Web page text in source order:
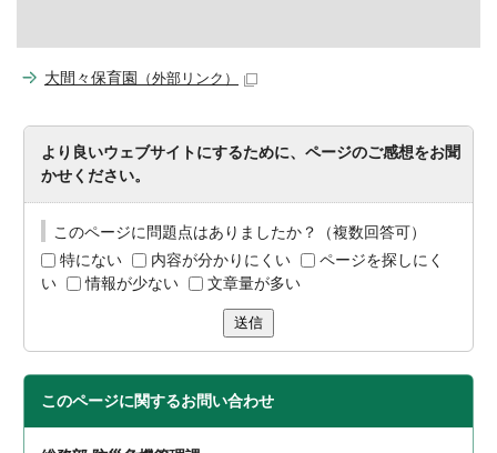
大間々保育園 （外部リンク）
より良いウェブサイトにするために、ページのご感想をお聞
かせください。
このページに問題点はありましたか？（複数回答可）
特にない
内容が分かりにくい
ページを探しにく
い
情報が少ない 文章量が多い
送信
このページに関するお問い合わせ